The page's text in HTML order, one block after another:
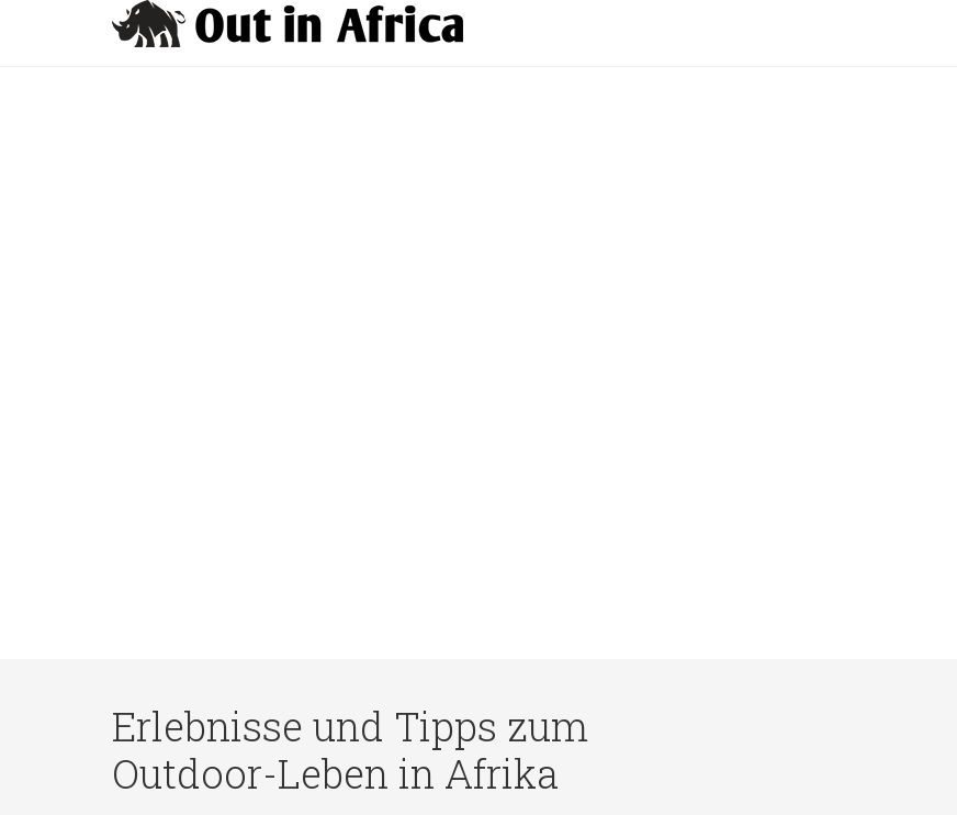
Erlebnisse und Tipps zum
Outdoor-Leben in Afrika